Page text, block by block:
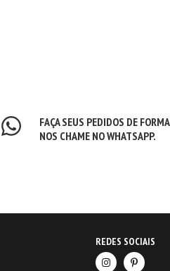
FAÇA SEUS PEDIDOS DE
NOS CHAME NO WHATSAPP.
REDES SOCIAIS